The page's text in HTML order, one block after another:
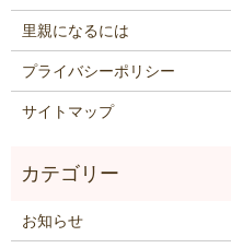
里親になるには
プライバシーポリシー
サイトマップ
お知らせ